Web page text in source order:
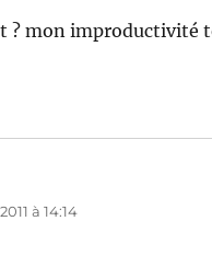
? mon improductivité
à 14:14